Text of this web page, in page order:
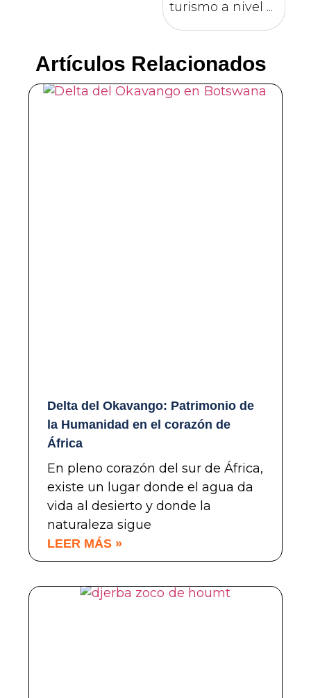
turismo a nivel ...
Artículos Relacionados
Delta del Okavango: Patrimonio de
la Humanidad en el corazón de
África
En pleno corazón del sur de África,
existe un lugar donde el agua da
vida al desierto y donde la
naturaleza sigue
LEER MÁS »